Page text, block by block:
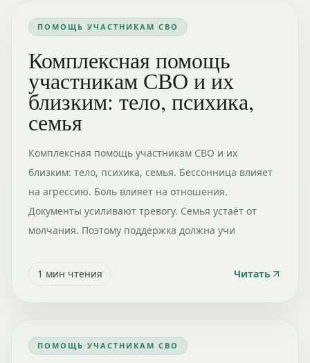
ПОМОЩЬ УЧАСТНИКАМ СВО
Комплексная помощь
участникам СВО и их
близким: тело, психика,
семья
Комплексная помощь участникам СВО и их
близким: тело, психика, семья. Бессонница влияет
на агрессию. Боль влияет на отношения.
Документы усиливают тревогу. Семья устаёт от
молчания. Поэтому поддержка должна учи
1 мин чтения Читать
ПОМОЩЬ УЧАСТНИКАМ СВО